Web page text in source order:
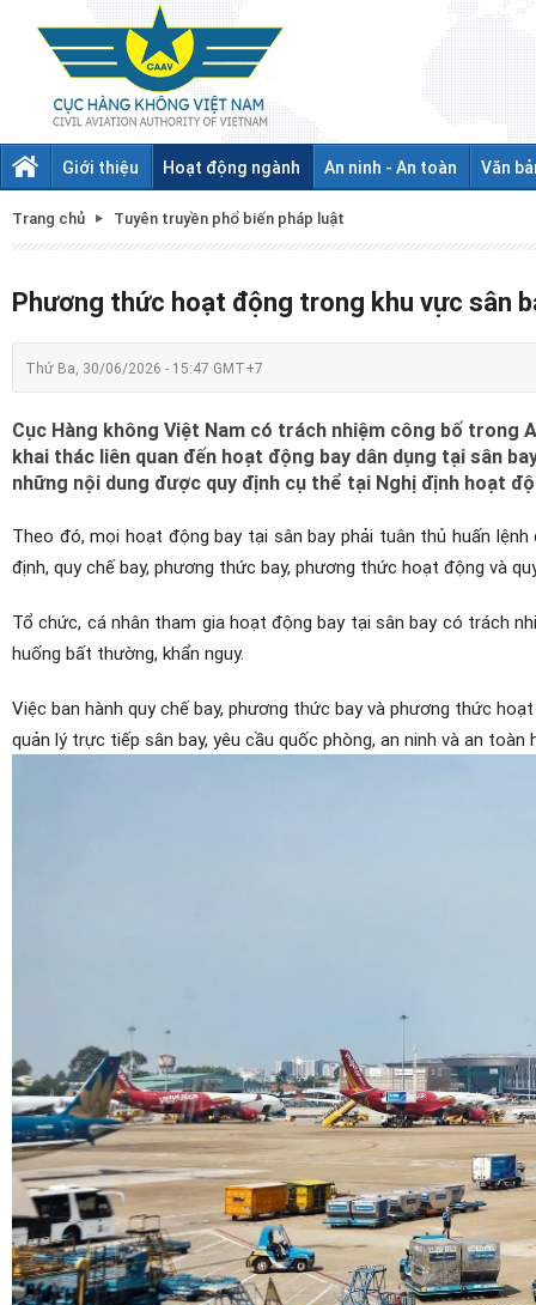
Giới thiệu Hoạt động ngành An ninh - An toàn Văn
Trang chủ Tuyên truyền phổ biến pháp luật
Phương thức hoạt động trong khu vực sân
Thứ Ba, 30/06/2026 - 15:47 GMT+7
Cục Hàng không Việt Nam có trách nhiệm công bố trong
khai thác liên quan đến hoạt động bay dân dụng tại sân
những nội dung được quy định cụ thể tại Nghị định hoạt
Theo đó, mọi hoạt động bay tại sân bay phải tuân thủ huấn
định, quy chế bay, phương thức bay, phương thức hoạt động và
Tổ chức, cá nhân tham gia hoạt động bay tại sân bay có trách
huống bất thường, khẩn nguy.
Việc ban hành quy chế bay, phương thức bay và phương thức
quản lý trực tiếp sân bay, yêu cầu quốc phòng, an ninh và an toàn